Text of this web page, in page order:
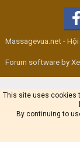
Massagevua.net -
Forum software by
This site uses cookies
By continuing to